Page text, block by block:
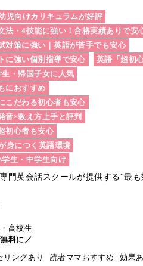
児向けカリキュラムが好評
法・4技能に強い！合格実績ありで安
対策に強い｜英語が苦手でも安心
に強い個別指導で安心
英語「超初
・帰国子女に人気
におすすめ
こだわる初心者も安心
音×教え方上手と評判
初心者も安心
身につく英語環境
生・中学生向け
門英会話スクールが提供する“最
高校生
料に／
リングあり 読者ママおすすめ 効果